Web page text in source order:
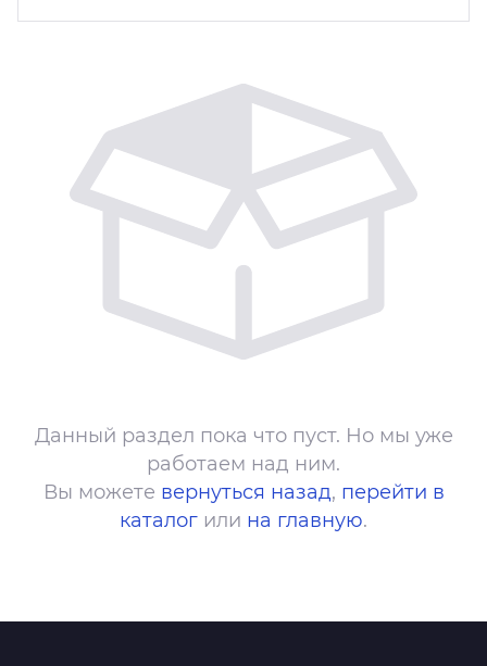
Данный раздел пока что пуст. Но мы уже
работаем над ним.
Вы можете вернуться назад, перейти в
каталог или на главную.